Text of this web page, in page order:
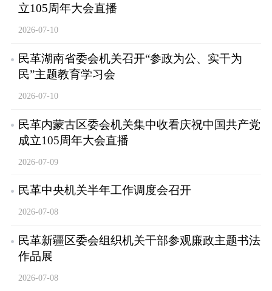
立105周年大会直播
2026-07-10
民革湖南省委会机关召开“参政为公、实干为
民”主题教育学习会
2026-07-10
民革内蒙古区委会机关集中收看庆祝中国共产党
成立105周年大会直播
2026-07-09
民革中央机关半年工作调度会召开
2026-07-08
民革新疆区委会组织机关干部参观廉政主题书法
作品展
2026-07-08